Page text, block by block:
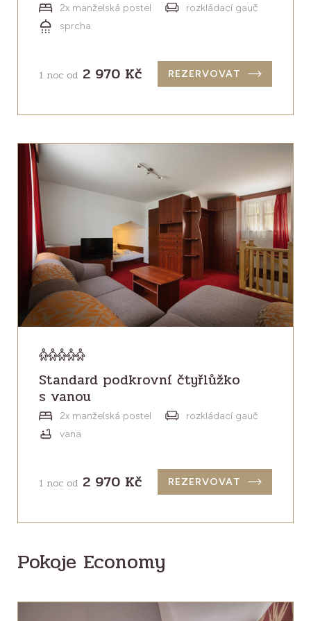
2x manželská postel
rozkládací gauč
sprcha
1 noc od 2 970 Kč REZERVOVAT
Standard podkrovní čtyřlůžko
s vanou
2x manželská postel
rozkládací gauč
vana
1 noc od 2 970 Kč REZERVOVAT
Pokoje Economy